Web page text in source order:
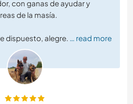
con ganas de ayudar y
de la masía.
dispuesto, alegre. … read more